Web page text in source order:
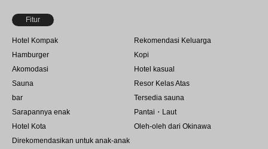
Fitur
Hotel Kompak
Rekomendasi Keluarga
Hamburger
Kopi
Akomodasi
Hotel kasual
Sauna
Resor Kelas Atas
bar
Tersedia sauna
Sarapannya enak
Pantai・Laut
Hotel Kota
Oleh-oleh dari Okinawa
Direkomendasikan untuk anak-anak